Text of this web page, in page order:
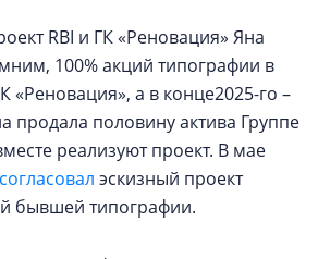
RBI и ГК «Реновация» Яна
100% акций типографии в
«Реновация», а в конце2025-го –
продала половину актива Группе
реализуют проект. В мае
эскизный проект
бывшей типографии.